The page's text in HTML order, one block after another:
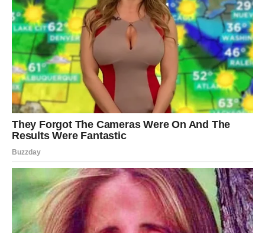
Jedna vijest potvrđuje da ste bili u pravu.
Poruka zvijezda
Nastavite putem kojim ste krenuli.
Pobjeda je bliže nego što mislite
Pred vama su važni trenuci.
VODOLIJA
Poruka koja stiže u narednim danima mogla bi potpuno
promijeniti vaše planove.